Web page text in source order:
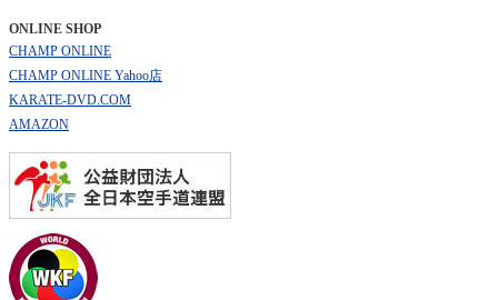
ONLINE SHOP
CHAMP ONLINE
CHAMP ONLINE Yahoo店
KARATE-DVD.COM
AMAZON